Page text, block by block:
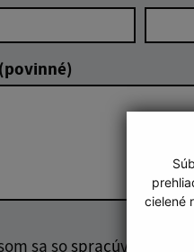
cielené
sa sospracúvaním